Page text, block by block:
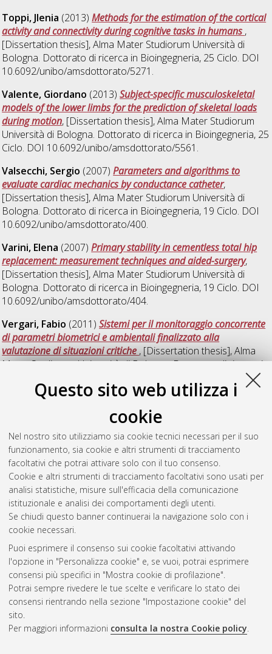
Questo sito web utilizza i
cookie
Nel nostro sito utilizziamo sia cookie tecnici necessari per il suo
funzionamento, sia cookie e altri strumenti di tracciamento
facoltativi che potrai attivare solo con il tuo consenso.
Cookie e altri strumenti di tracciamento facoltativi sono usati per
analisi statistiche, misure sull'efficacia della comunicazione
istituzionale e analisi dei comportamenti degli utenti.
Se chiudi questo banner continuerai la navigazione solo con i
cookie necessari.
Puoi esprimere il consenso sui cookie facoltativi attivando
l'opzione in "Personalizza cookie" e, se vuoi, potrai esprimere
consensi più specifici in "Mostra cookie di profilazione".
Potrai sempre rivedere le tue scelte e verificare lo stato dei
consensi rientrando nella sezione "Impostazione cookie" del
sito.
Per maggiori informazioni consulta la nostra Cookie policy.
Toppi, Jlenia (2013)Methods for the estimation of the cortical
activity and connectivity during cognitive tasks in humans ,
[Dissertation thesis], Alma Mater Studiorum Università di
Bologna. Dottorato di ricerca in Bioingegneria, 25 Ciclo. DOI
10.6092/unibo/amsdottorato/5271.
Valente, Giordano (2013)Subject-specific musculoskeletal
models of the lower limbs for the prediction of skeletal loads
during motion, [Dissertation thesis], Alma Mater Studiorum
Università di Bologna. Dottorato di ricerca in Bioingegneria, 25
Ciclo. DOI 10.6092/unibo/amsdottorato/5561.
Valsecchi, Sergio (2007)Parameters and algorithms to
evaluate cardiac mechanics by conductance catheter,
[Dissertation thesis], Alma Mater Studiorum Università di
Bologna. Dottorato di ricerca in Bioingegneria, 19 Ciclo. DOI
10.6092/unibo/amsdottorato/400.
Varini, Elena (2007)Primary stability in cementless total hip
replacement: measurement techniques and aided-surgery,
[Dissertation thesis], Alma Mater Studiorum Università di
Bologna. Dottorato di ricerca in Bioingegneria, 19 Ciclo. DOI
10.6092/unibo/amsdottorato/404.
Vergari, Fabio (2011)Sistemi per il monitoraggio concorrente
di parametri biometrici e ambientali finalizzato alla
valutazione di situazioni critiche , [Dissertation thesis], Alma
Mater Studiorum Università di Bologna. Dottorato di ricerca in
10.6092/unibo/amsdottorato/3579.
(2008)Modelli per lo studio dell'attività
neuronale durante task cognitivi , [Dissertation thesis], Alma
Mater Studiorum Università di Bologna. Dottorato di ricerca in
Bioingegneria, 20 Ciclo. DOI 10.6092/unibo/amsdottorato/672.
Questa lista e' stata generata il Wed Aug 5 20:49:58 2026
Atom
Rss 1.0
Rss 2.0
ISSN: 2038-7946